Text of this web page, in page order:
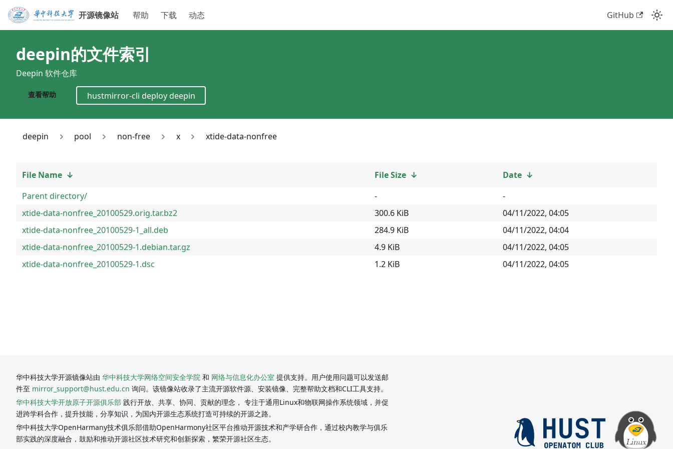
开源镜像站 帮助 下载 动态 GitHub
deepin的文件索引
Deepin 软件仓库
查看帮助 hustmirror-cli deploy deepin
deepin pool non-free x xtide-data-nonfree
File Name ↓ File Size ↓ Date ↓
Parent directory/
-
-
xtide-data-nonfree_20100529.orig.tar.bz2
300.6 KiB
04/11/2022, 04:05
xtide-data-nonfree_20100529-1_all.deb
284.9 KiB
04/11/2022, 04:04
xtide-data-nonfree_20100529-1.debian.tar.gz
4.9 KiB
04/11/2022, 04:05
xtide-data-nonfree_20100529-1.dsc
1.2 KiB 04/11/2022, 04:05
华中科技大学开源镜像站由 华中科技大学网络空间安全学院 和 网络与信息化办公室 提供支持。用户使用问题可以发送邮
件至 mirror_support@hust.edu.cn 询问。该镜像站收录了主流开源软件源、安装镜像、完整帮助文档和CLI工具支持。
华中科技大学开放原子开源俱乐部 践行开放、共享、协同、贡献的理念， 专注于通用Linux和物联网操作系统领域，并促
进跨学科合作，提升技能，分享知识，为国内开源生态系统打造可持续的开源之路。
华中科技大学OpenHarmany技术俱乐部借助OpenHarmony社区平台推动开源技术和产学研合作，通过校内教学与俱乐
部实践的深度融合，鼓励和推动开源社区技术研究和创新探索，繁荣开源社区生态。